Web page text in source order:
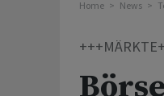
Home News